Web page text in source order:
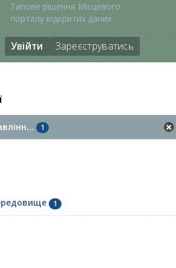
Типове рішення Місцевого
порталу відкритих даних
Увійти Зареєструватись
1
1